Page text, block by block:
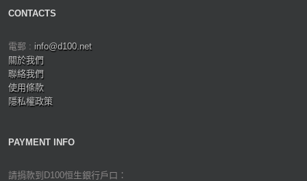
CONTACTS
電郵 : info@d100.net
關於我們
聯絡我們
使用條款
隱私權政策
PAYMENT INFO
請捐款到D100恒生銀行戶口：